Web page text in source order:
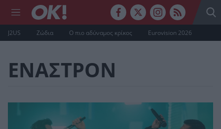
J2US Ζώδια Ο πιο αδύναμος κρίκος Eurovision 2026
ΕΝΑΣΤΡΟΝ